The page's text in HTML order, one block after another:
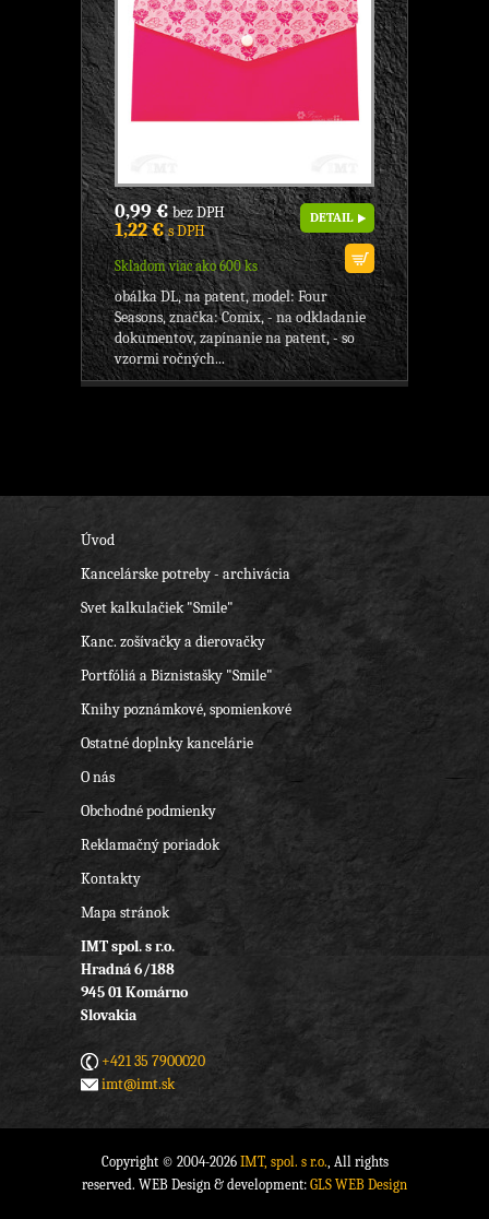
0,99 €bez DPH
1,22 €s DPH
Skladom viac ako 600 ks
DETAIL
obálka DL, na patent, model: Four
Seasons, značka: Comix, - na odkladanie
dokumentov, zapínanie na patent, - so
vzormi ročných...
Úvod
Kancelárske potreby - archivácia
Svet kalkulačiek "Smile"
Kanc. zošívačky a dierovačky
Portfóliá a Biznistašky "Smile"
Knihy poznámkové, spomienkové
Ostatné doplnky kancelárie
O nás
Obchodné podmienky
Reklamačný poriadok
Kontakty
Mapa stránok
IMT spol. s r.o.
Hradná 6/188
945 01 Komárno
Slovakia
+421 35 7900020
imt@imt.sk
Copyright © 2004-2026 IMT, spol. s r.o., All rights
reserved. WEB Design & development: GLS WEB Design